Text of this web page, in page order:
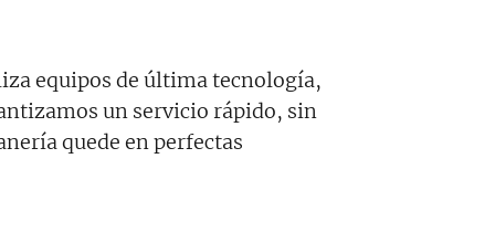
equipos de última tecnología,
un servicio rápido, sin
quede en perfectas